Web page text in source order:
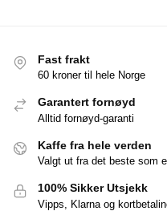
Fast frakt
60 kroner til hele Norge
Garantert fornøyd
Alltid fornøyd-garanti
Kaffe fra hele verden
Valgt ut fra det beste som
100% Sikker Utsjekk
Vipps, Klarna og